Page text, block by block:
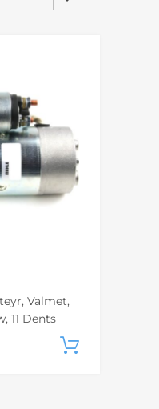
Valmet,
11 Dents